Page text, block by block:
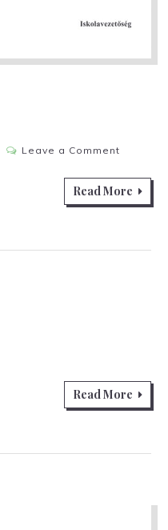
Leave a Comment
iskola!
Read More
Read More